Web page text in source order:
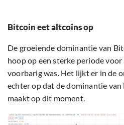
Bitcoin eet altcoins op
De groeiende dominantie van
hoop op een sterke periode
voorbarig was. Het lijkt er in de
echter op dat de dominantie
maakt op dit moment.